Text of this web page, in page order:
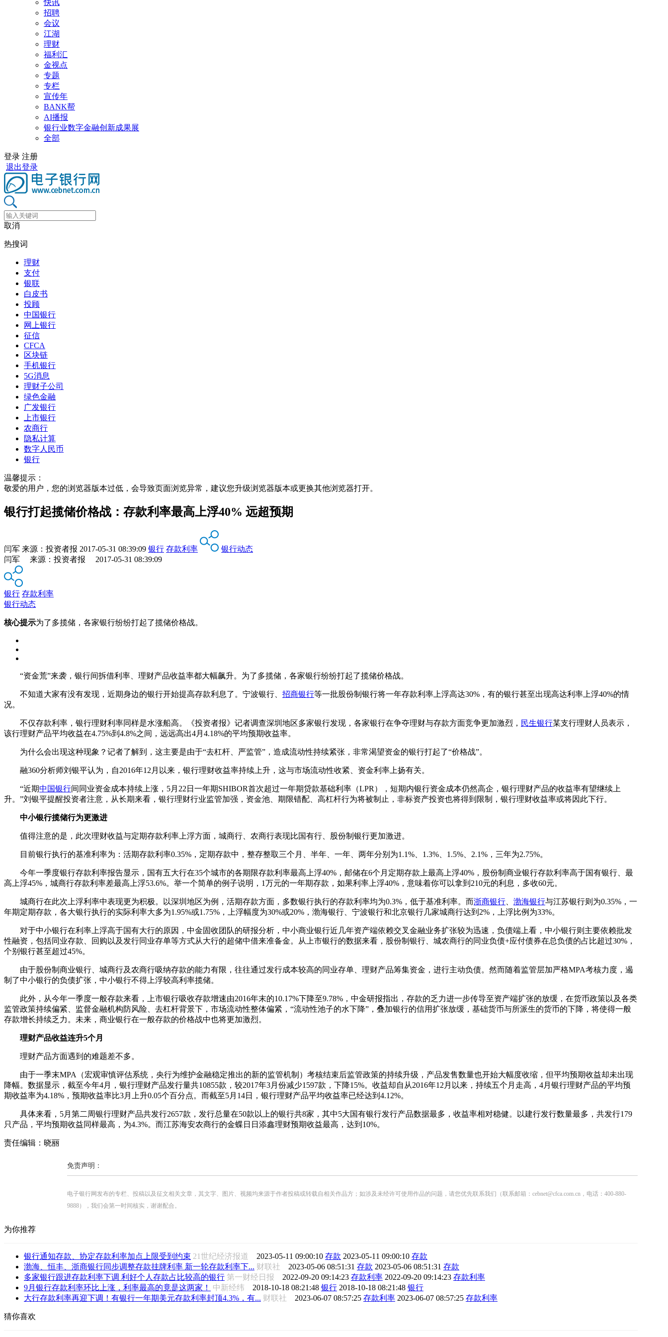
快讯
招聘
会议
江湖
理财
福利汇
金视点
专题
专栏
宣传年
BANK帮
AI播报
银行业数字金融创新成果展
全部
登录 注册
退出登录
取消
热搜词
理财
支付
银联
白皮书
投顾
中国银行
网上银行
征信
CFCA
区块链
手机银行
5G消息
理财子公司
绿色金融
广发银行
上市银行
农商行
隐私计算
数字人民币
银行
温馨提示：
敬爱的用户，您的浏览器版本过低，会导致页面浏览异常，建议您升级浏览器版本或更换其他浏览器打开。
银行打起揽储价格战：存款利率最高上浮40% 远超预期
闫军 来源： 投资者报 2017-05-31 08:39:09 银行 存款利率
银行动态
闫军 来源：投资者报 2017-05-31 08:39:09
银行 存款利率
银行动态
核心提示为了多揽储，各家银行纷纷打起了揽储价格战。
“资金荒”来袭，银行间拆借利率、理财产品收益率都大幅飙升。为了多揽储，各家银行纷纷打起了揽储价格战。
不知道大家有没有发现，近期身边的银行开始提高存款利息了。宁波银行、 招商银行等一批股份制银行将一年存款利率上浮高达30%，有的银行甚至出现高达利率上浮40%的情
况。
不仅存款利率，银行理财利率同样是水涨船高。《投资者报》记者调查深圳地区多家银行发现，各家银行在争夺理财与存款方面竞争更加激烈， 民生银行某支行理财人员表示，
该行理财产品平均收益在4.75%到4.8%之间，远远高出4月4.18%的平均预期收益率。
为什么会出现这种现象？记者了解到，这主要是由于“去杠杆、严监管”，造成流动性持续紧张，非常渴望资金的银行打起了“价格战”。
融360分析师刘银平认为，自2016年12月以来，银行理财收益率持续上升，这与市场流动性收紧、资金利率上扬有关。
“近期中国银行间同业资金成本持续上涨，5月22日一年期SHIBOR首次超过一年期贷款基础利率（LPR），短期内银行资金成本仍然高企，银行理财产品的收益率有望继续上
升。”刘银平提醒投资者注意，从长期来看，银行理财行业监管加强，资金池、期限错配、高杠杆行为将被制止，非标资产投资也将得到限制，银行理财收益率或将因此下行。
中小银行揽储行为更激进
值得注意的是，此次理财收益与定期存款利率上浮方面，城商行、农商行表现比国有行、股份制银行更加激进。
目前银行执行的基准利率为：活期存款利率0.35%，定期存款中，整存整取三个月、半年、一年、两年分别为1.1%、1.3%、1.5%、2.1%，三年为2.75%。
今年一季度银行存款利率报告显示，国有五大行在35个城市的各期限存款利率最高上浮40%，邮储在6个月定期存款上最高上浮40%，股份制商业银行存款利率高于国有银行、最
高上浮45%，城商行存款利率差最高上浮53.6%。举一个简单的例子说明，1万元的一年期存款，如果利率上浮40%，意味着你可以拿到210元的利息，多收60元。
城商行在此次上浮利率中表现更为积极。以深圳地区为例，活期存款方面，多数银行执行的存款利率均为0.3%，低于基准利率。而浙商银行 渤海银行与江苏银行则为0.35%，一
年期定期存款，各大银行执行的实际利率大多为1.95%或1.75%，上浮幅度为30%或20%，渤海银行、宁波银行和北京银行几家城商行达到2%，上浮比例为33%。
对于中小银行在利率上浮高于国有大行的原因，中金固收团队的研报分析，中小商业银行近几年资产端依赖交叉金融业务扩张较为迅速，负债端上看，中小银行则主要依赖批发
性融资，包括同业存款、回购以及发行同业存单等方式从大行的超储中借来准备金。从上市银行的数据来看，股份制银行、城农商行的同业负债+应付债券在总负债的占比超过30%，
个别银行甚至超过45%。
由于股份制商业银行、城商行及农商行吸纳存款的能力有限，往往通过发行成本较高的同业存单、理财产品筹集资金，进行主动负债。然而随着监管层加严格MPA考核力度，遏
制了中小银行的负债扩张，中小银行不得上浮较高利率揽储。
此外，从今年一季度一般存款来看，上市银行吸收存款增速由2016年末的10.17%下降至9.78%，中金研报指出，存款的乏力进一步传导至资产端扩张的放缓，在货币政策以及各类
监管政策持续偏紧、监督金融机构防风险、去杠杆背景下，市场流动性整体偏紧，“流动性池子的水下降”，叠加银行的信用扩张放缓，基础货币与所派生的货币的下降，将使得一般
存款增长持续乏力。未来，商业银行在一般存款的价格战中也将更加激烈。
理财产品收益连升5个月
理财产品方面遇到的难题差不多。
由于一季末MPA（宏观审慎评估系统，央行为维护金融稳定推出的新的监管机制）考核结束后监管政策的持续升级，产品发售数量也开始大幅度收缩，但平均预期收益却未出现
降幅。数据显示，截至今年4月，银行理财产品发行量共10855款，较2017年3月份减少1597款，下降15%。收益却自从2016年12月以来，持续五个月走高，4月银行理财产品的平均预
期收益率为4.18%，预期收益率比3月上升0.05个百分点。而截至5月14日，银行理财产品平均收益率已经达到4.12%。
具体来看，5月第二周银行理财产品共发行2657款，发行总量在50款以上的银行共8家，其中5大国有银行发行产品数据最多，收益率相对稳健。以建行发行数量最多，共发行179
只产品，平均预期收益同样最高，为4.3%。而江苏海安农商行的金蝶日日添鑫理财预期收益最高，达到10%。
责任编辑：晓丽
免责声明：
电子银行网发布的专栏、投稿以及征文相关文章，其文字、图片、视频均来源于作者投稿或转载自相关作品方；如涉及未经许可使用作品的问题，请您优先联系我们（联系邮箱：cebnet@cfca.com.cn，电话：400-880-
9888），我们会第一时间核实，谢谢配合。
为你推荐
银行通知存款、协定存款利率加点上限受到约束 21世纪经济报道 2023-05-11 09:00:10 存款 2023-05-11 09:00:10 存款
渤海、恒丰、浙商银行同步调整存款挂牌利率 新一轮存款利率下... 财联社 2023-05-06 08:51:31 存款 2023-05-06 08:51:31 存款
多家银行跟进存款利率下调 利好个人存款占比较高的银行 第一财经日报 2022-09-20 09:14:23 存款利率 2022-09-20 09:14:23 存款利率
9月银行存款利率环比上涨，利率最高的竟是这两家！
中新经纬 2018-10-18 08:21:48 银行 2018-10-18 08:21:48 银行
大行存款利率再迎下调！有银行一年期美元存款利率封顶4.3%，有... 财联社 2023-06-07 08:57:25 存款利率 2023-06-07 08:57:25 存款利率
猜你喜欢